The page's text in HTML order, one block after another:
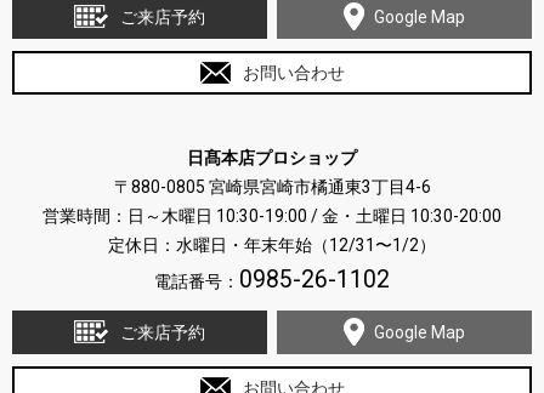
ご来店予約 Google Map
お問い合わせ
日髙本店プロショップ
〒880-0805 宮崎県宮崎市橘通東3丁目4-6
営業時間：日～木曜日 10:30-19:00 / 金・土曜日 10:30-20:00
定休日：水曜日・年末年始（12/31〜1/2）
電話番号： 0985-26-1102
ご来店予約 Google Map
お問い合わせ